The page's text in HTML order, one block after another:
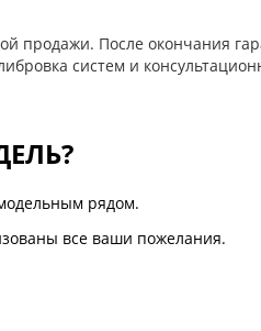
продажи. После окончания
систем и
рядом.
все ваши пожелания.